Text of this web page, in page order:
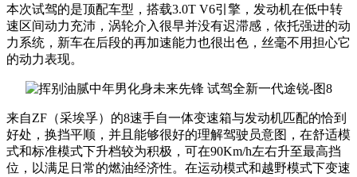
本次试驾的是顶配车型，搭载3.0T V6引擎，发动机在低中转
速区间动力充沛，涡轮介入很早并没有迟滞感，依托强进的动
力系统，新车在后段的再加速能力也很出色，丝毫不用担心它
的动力表现。
来自ZF（采埃孚）的8速手自一体变速箱与发动机匹配的恰到
好处，换挡平顺，并且能够很好的理解驾驶员意图，在舒适模
式和标准模式下升档较为积极，可在90Km/h左右升至最高挡
位，以满足日常的燃油经济性。在运动模式和越野模式下变速